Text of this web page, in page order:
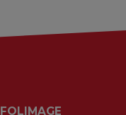
FOLIMAGE